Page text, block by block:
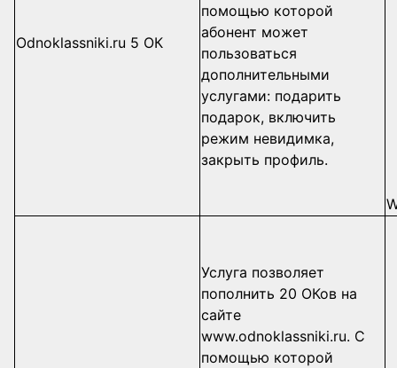
Odnoklassniki.ru 5 ОК
помощью которой
абонент может
пользоваться
дополнительными
услугами: подарить
подарок, включить
режим невидимка,
закрыть профиль.
Услуга позволяет
пополнить 20 ОКов на
сайте
www.odnoklassniki.ru. С
помощью которой